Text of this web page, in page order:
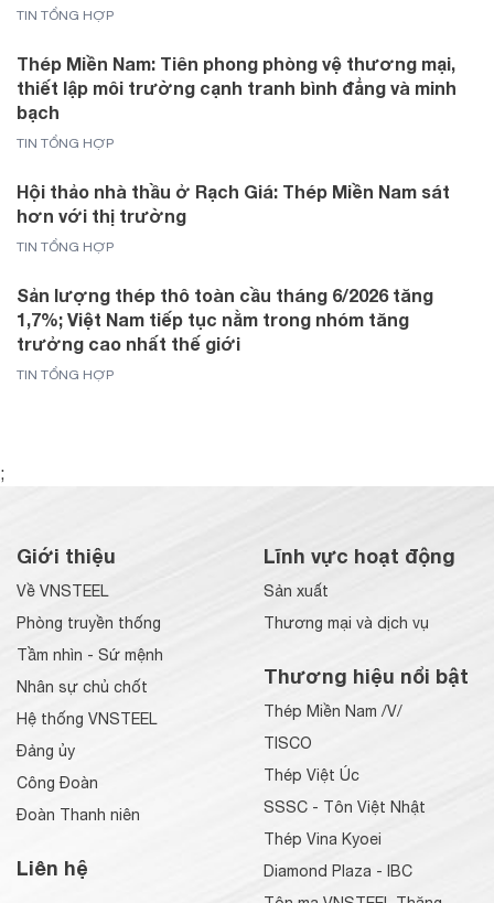
TIN TỔNG HỢP
Thép Miền Nam: Tiên phong phòng vệ thương mại,
thiết lập môi trường cạnh tranh bình đẳng và minh
bạch
TIN TỔNG HỢP
Hội thảo nhà thầu ở Rạch Giá: Thép Miền Nam sát
hơn với thị trường
TIN TỔNG HỢP
Sản lượng thép thô toàn cầu tháng 6/2026 tăng
1,7%; Việt Nam tiếp tục nằm trong nhóm tăng
trưởng cao nhất thế giới
TIN TỔNG HỢP
;
Giới thiệu
Về VNSTEEL
Phòng truyền thống
Tầm nhìn - Sứ mệnh
Nhân sự chủ chốt
Hệ thống VNSTEEL
Đảng ủy
Công Đoàn
Đoàn Thanh niên
Liên hệ
Lĩnh vực hoạt động
Sản xuất
Thương mại và dịch vụ
Thương hiệu nổi bật
Thép Miền Nam /V/
TISCO
Thép Việt Úc
SSSC - Tôn Việt Nhật
Thép Vina Kyoei
Diamond Plaza - IBC